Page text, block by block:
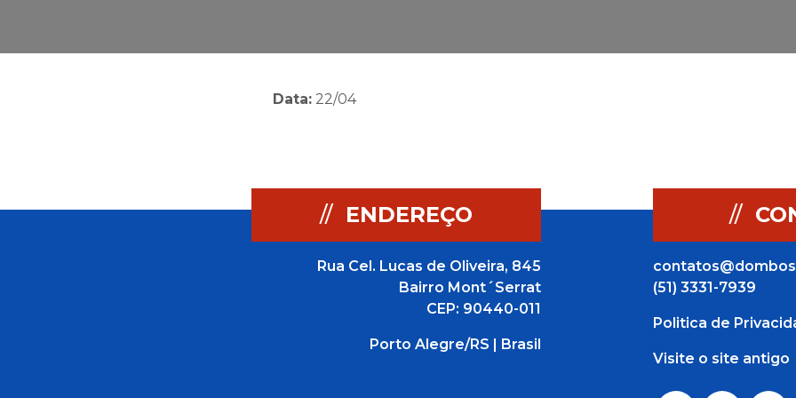
Data: 22/04
// ENDEREÇO
Rua Cel. Lucas de Oliveira, 845
Bairro Mont´Serrat
CEP: 90440-011
Porto Alegre/RS | Brasil
//
(51) 3331-7939
Politica de
Visite o site antigo